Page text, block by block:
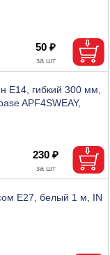
50 ₽
E14, гибкий 300 мм,
APF4SWEAY,
230 ₽
Е27, белый 1 м, IN